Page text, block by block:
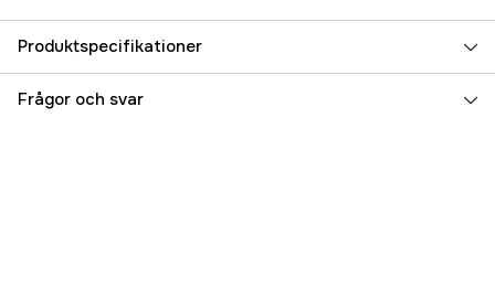
Produktspecifikationer
Referensnummer 5000093108
Frågor och svar